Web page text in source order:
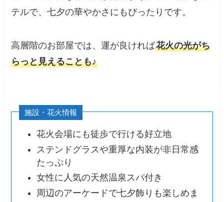
テルで、七夕の華やかさにもぴったりです。
高層階のお部屋では、運が良ければ花火の光がち
らっと見えることも♪
施設・花火情報
花火会場にも徒歩で行ける好立地
ステンドグラスや重厚な内装が非日常感
たっぷり
女性に人気の天然温泉スパ付き
周辺のアーケードで七夕飾りも楽しめま